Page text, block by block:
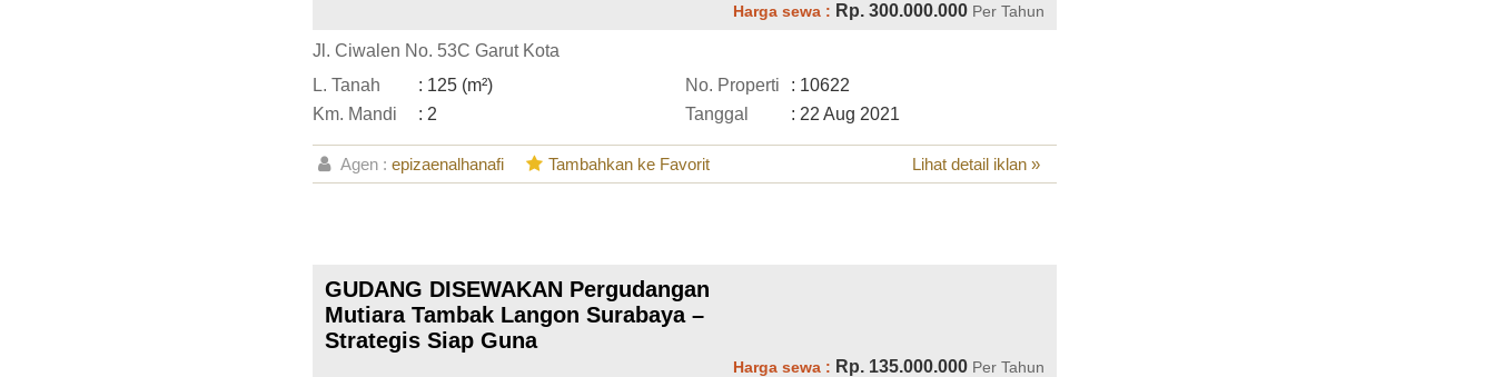
Harga sewa : Rp. 300.000.000 Per Tahun
Jl. Ciwalen No. 53C Garut Kota
L. Tanah
: 125 (m²)
Km. Mandi
: 2
No. Properti
: 10622
Tanggal
: 22 Aug 2021
Agen : epizaenalhanafi Lihat detail iklan »
Tambahkan ke Favorit
GUDANG DISEWAKAN Pergudangan
Mutiara Tambak Langon Surabaya –
Strategis Siap Guna
Harga sewa : Rp. 135.000.000 Per Tahun